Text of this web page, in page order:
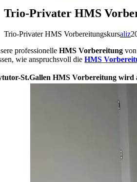
Trio-Privater HMS
Trio-Privater HMS Vorbereitungskursaliz
professionelleHMS Vorbereitung
wie anspruchsvoll dieHMS
St.Gallen HMS Vorbereitung wird